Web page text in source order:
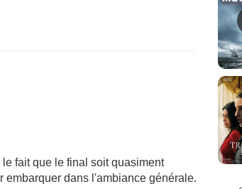
fait que le final soit quasiment
dans l'ambiance générale.